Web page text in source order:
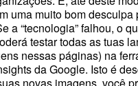
uma muito bom desculpa
a “tecnologia” falhou, o
testar todas as tuas
nessas páginas) na
da Google. Isto é
novas imagens, você